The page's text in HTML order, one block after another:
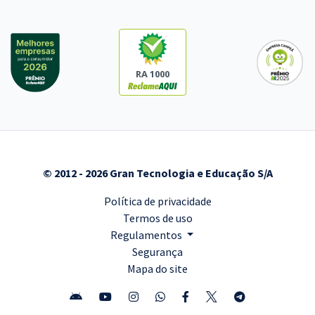
RA 1000
© 2012 - 2026 Gran Tecnologia e Educação S/A
Política de privacidade
Termos de uso
Regulamentos
Segurança
Mapa do site